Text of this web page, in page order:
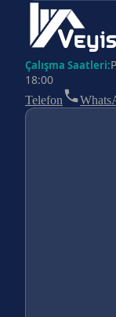
Çalışma Saatleri:
18:00
Telefon